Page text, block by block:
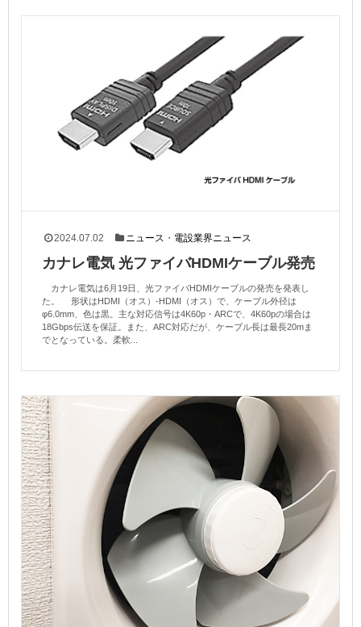
2024.07.02 ニュース ・ 電設業界ニュース
カナレ電気 光ファイバHDMIケーブル発売
カナレ電気は6月19日、光ファイバHDMIケーブルの発売を発表し
た。 形状はHDMI（オス）-HDMI（オス）で、ケーブル外径は
φ6.0mm、色は黒。主な対応信号は4K60p・ARCで、4K60pの場合は
18Gbps伝送を保証。また、ARC対応だが、ケーブル長は最長20mま
でとなっている。柔軟...